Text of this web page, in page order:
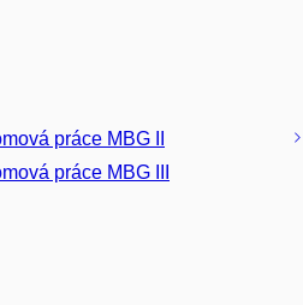
práce MBG II
práce MBG III